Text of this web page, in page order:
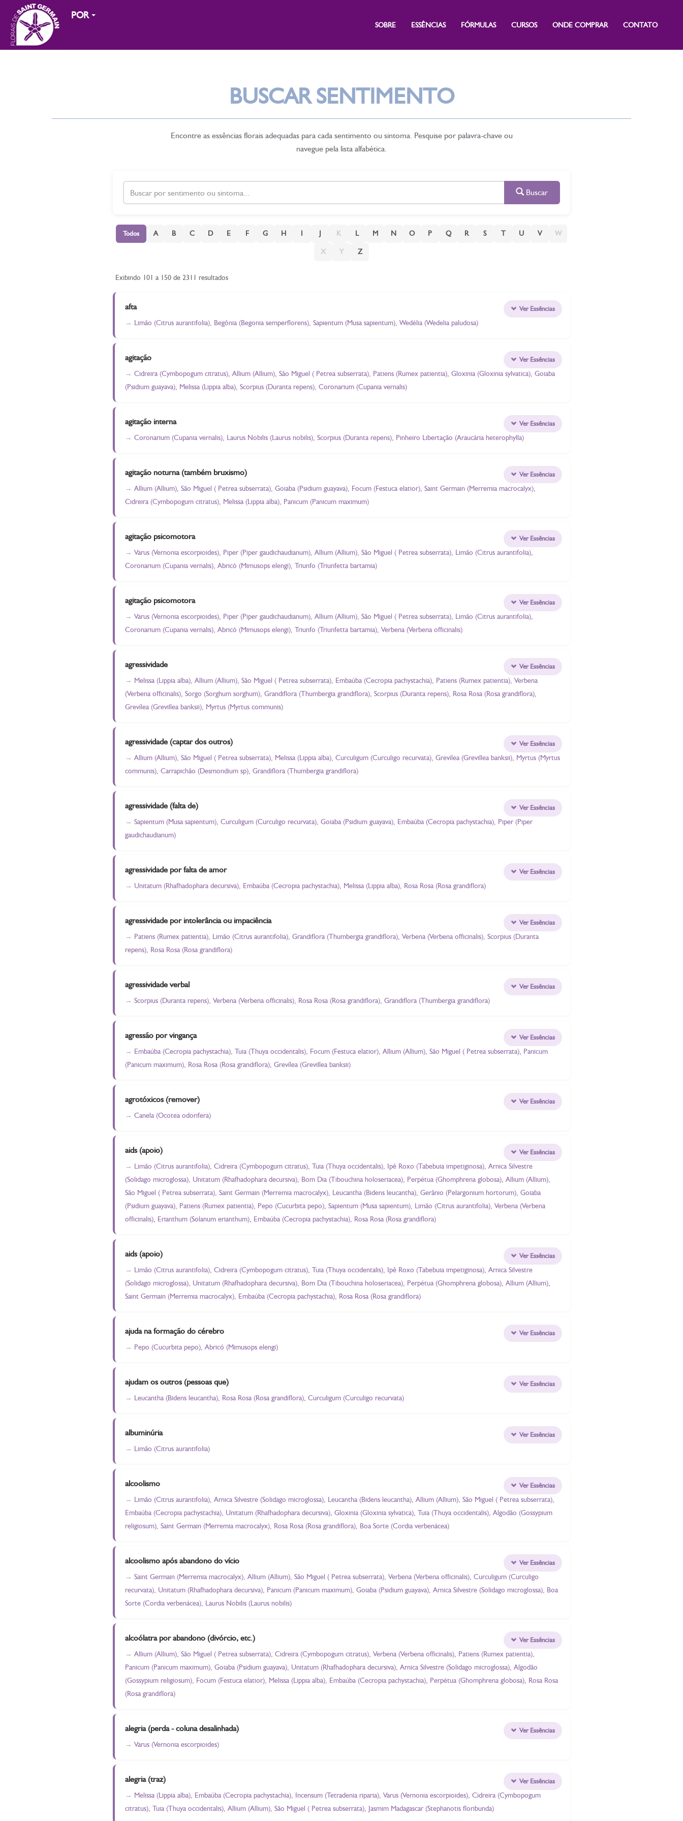
POR
SOBRE ESSÊNCIAS FÓRMULAS CURSOS ONDE COMPRAR CONTATO
BUSCAR SENTIMENTO
Encontre as essências florais adequadas para cada sentimento ou sintoma. Pesquise por palavra-chave ou
navegue pela lista alfabética.
Buscar
Todos A B C D E F G H I J K L M N O P Q R S T U V W
X Y Z
Exibindo 101 a 150 de 2311 resultados
afta
Limão (Citrus aurantifolia), Begônia (Begonia semperflorens), Sapientum (Musa sapientum), Wedélia (Wedelia paludosa)
Ver Essências
agitação
Cidreira (Cymbopogum citratus), Allium (Allium), São Miguel ( Petrea subserrata), Patiens (Rumex patientia), Gloxinia (Gloxinia sylvatica), Goiaba
(Psidium guayava), Melissa (Lippia alba), Scorpius (Duranta repens), Coronarium (Cupania vernalis)
Ver Essências
agitação interna
Coronarium (Cupania vernalis), Laurus Nobilis (Laurus nobilis), Scorpius (Duranta repens), Pinheiro Libertação (Araucária heterophylla)
Ver Essências
agitação noturna (também bruxismo)
Allium (Allium), São Miguel ( Petrea subserrata), Goiaba (Psidium guayava), Focum (Festuca elatior), Saint Germain (Merremia macrocalyx),
Cidreira (Cymbopogum citratus), Melissa (Lippia alba), Panicum (Panicum maximum)
Ver Essências
agitação psicomotora
Varus (Vernonia escorpioides), Piper (Piper gaudichaudianum), Allium (Allium), São Miguel ( Petrea subserrata), Limão (Citrus aurantifolia),
Coronarium (Cupania vernalis), Abricó (Mimusops elengi), Triunfo (Triunfetta bartamia)
Ver Essências
agitação psicomotora
Varus (Vernonia escorpioides), Piper (Piper gaudichaudianum), Allium (Allium), São Miguel ( Petrea subserrata), Limão (Citrus aurantifolia),
Coronarium (Cupania vernalis), Abricó (Mimusops elengi), Triunfo (Triunfetta bartamia), Verbena (Verbena officinalis)
Ver Essências
agressividade
Melissa (Lippia alba), Allium (Allium), São Miguel ( Petrea subserrata), Embaúba (Cecropia pachystachia), Patiens (Rumex patientia), Verbena
(Verbena officinalis), Sorgo (Sorghum sorghum), Grandiflora (Thumbergia grandiflora), Scorpius (Duranta repens), Rosa Rosa (Rosa grandiflora),
Grevílea (Grevillea banksii), Myrtus (Myrtus communis)
Ver Essências
agressividade (captar dos outros)
Allium (Allium), São Miguel ( Petrea subserrata), Melissa (Lippia alba), Curculigum (Curculigo recurvata), Grevílea (Grevillea banksii), Myrtus (Myrtus
communis), Carrapichão (Desmondium sp), Grandiflora (Thumbergia grandiflora)
Ver Essências
agressividade (falta de)
Sapientum (Musa sapientum), Curculigum (Curculigo recurvata), Goiaba (Psidium guayava), Embaúba (Cecropia pachystachia), Piper (Piper
gaudichaudianum)
Ver Essências
agressividade por falta de amor
Unitatum (Rhafhadophara decursiva), Embaúba (Cecropia pachystachia), Melissa (Lippia alba), Rosa Rosa (Rosa grandiflora)
Ver Essências
agressividade por intolerância ou impaciência
Patiens (Rumex patientia), Limão (Citrus aurantifolia), Grandiflora (Thumbergia grandiflora), Verbena (Verbena officinalis), Scorpius (Duranta
repens), Rosa Rosa (Rosa grandiflora)
Ver Essências
agressividade verbal
Scorpius (Duranta repens), Verbena (Verbena officinalis), Rosa Rosa (Rosa grandiflora), Grandiflora (Thumbergia grandiflora)
Ver Essências
agressão por vingança
Embaúba (Cecropia pachystachia), Tuia (Thuya occidentalis), Focum (Festuca elatior), Allium (Allium), São Miguel ( Petrea subserrata), Panicum
(Panicum maximum), Rosa Rosa (Rosa grandiflora), Grevílea (Grevillea banksii)
Ver Essências
agrotóxicos (remover)
Canela (Ocotea odorifera)
Ver Essências
aids (apoio)
Limão (Citrus aurantifolia), Cidreira (Cymbopogum citratus), Tuia (Thuya occidentalis), Ipê Roxo (Tabebuia impetiginosa), Arnica Silvestre
(Solidago microglossa), Unitatum (Rhafhadophara decursiva), Bom Dia (Tibouchina holoseriacea), Perpétua (Ghomphrena globosa), Allium (Allium),
São Miguel ( Petrea subserrata), Saint Germain (Merremia macrocalyx), Leucantha (Bidens leucantha), Gerânio (Pelargonium hortorum), Goiaba
(Psidium guayava), Patiens (Rumex patientia), Pepo (Cucurbita pepo), Sapientum (Musa sapientum), Limão (Citrus aurantifolia), Verbena (Verbena
officinalis), Erianthum (Solanum erianthum), Embaúba (Cecropia pachystachia), Rosa Rosa (Rosa grandiflora)
Ver Essências
aids (apoio)
Limão (Citrus aurantifolia), Cidreira (Cymbopogum citratus), Tuia (Thuya occidentalis), Ipê Roxo (Tabebuia impetiginosa), Arnica Silvestre
(Solidago microglossa), Unitatum (Rhafhadophara decursiva), Bom Dia (Tibouchina holoseriacea), Perpétua (Ghomphrena globosa), Allium (Allium),
Saint Germain (Merremia macrocalyx), Embaúba (Cecropia pachystachia), Rosa Rosa (Rosa grandiflora)
Ver Essências
ajuda na formação do cérebro
Pepo (Cucurbita pepo), Abricó (Mimusops elengi)
Ver Essências
ajudam os outros (pessoas que)
Leucantha (Bidens leucantha), Rosa Rosa (Rosa grandiflora), Curculigum (Curculigo recurvata)
Ver Essências
albuminúria
Limão (Citrus aurantifolia)
Ver Essências
alcoolismo
Limão (Citrus aurantifolia), Arnica Silvestre (Solidago microglossa), Leucantha (Bidens leucantha), Allium (Allium), São Miguel ( Petrea subserrata),
Embaúba (Cecropia pachystachia), Unitatum (Rhafhadophara decursiva), Gloxinia (Gloxinia sylvatica), Tuia (Thuya occidentalis), Algodão (Gossypium
religiosum), Saint Germain (Merremia macrocalyx), Rosa Rosa (Rosa grandiflora), Boa Sorte (Cordia verbenácea)
Ver Essências
alcoolismo após abandono do vício
Saint Germain (Merremia macrocalyx), Allium (Allium), São Miguel ( Petrea subserrata), Verbena (Verbena officinalis), Curculigum (Curculigo
recurvata), Unitatum (Rhafhadophara decursiva), Panicum (Panicum maximum), Goiaba (Psidium guayava), Arnica Silvestre (Solidago microglossa), Boa
Sorte (Cordia verbenácea), Laurus Nobilis (Laurus nobilis)
Ver Essências
alcoólatra por abandono (divórcio, etc.)
Allium (Allium), São Miguel ( Petrea subserrata), Cidreira (Cymbopogum citratus), Verbena (Verbena officinalis), Patiens (Rumex patientia),
Panicum (Panicum maximum), Goiaba (Psidium guayava), Unitatum (Rhafhadophara decursiva), Arnica Silvestre (Solidago microglossa), Algodão
(Gossypium religiosum), Focum (Festuca elatior), Melissa (Lippia alba), Embaúba (Cecropia pachystachia), Perpétua (Ghomphrena globosa), Rosa Rosa
(Rosa grandiflora)
Ver Essências
alegria (perda - coluna desalinhada)
Varus (Vernonia escorpioides)
Ver Essências
alegria (traz)
Melissa (Lippia alba), Embaúba (Cecropia pachystachia), Incensum (Tetradenia riparia), Varus (Vernonia escorpioides), Cidreira (Cymbopogum
citratus), Tuia (Thuya occidentalis), Allium (Allium), São Miguel ( Petrea subserrata), Jasmim Madagascar (Stephanotis floribunda)
Ver Essências